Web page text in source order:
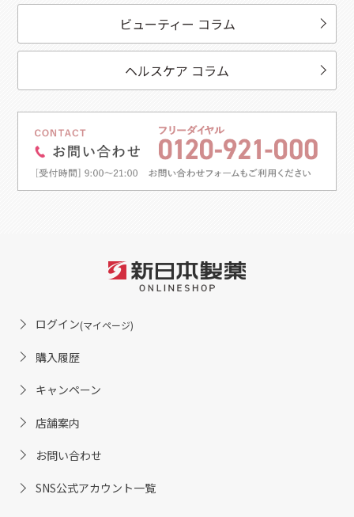
ビューティー コラム
ヘルスケア コラム
ログイン(マイページ)
購入履歴
キャンペーン
店舗案内
お問い合わせ
SNS公式アカウント一覧